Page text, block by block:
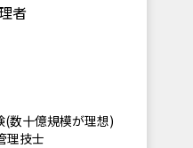
者
(数十億規模が理想)
理技士